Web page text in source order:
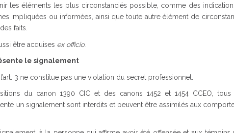
les éléments les plus circonstanciés possible, comme des
impliquées ou informées, ainsi que toute autre élément de
faits.
être acquises ex officio.
le signalement
3 ne constitue pas une violation du secret professionnel.
du canon 1390 CIC et des canons 1452 et 1454 CCEO,
un signalement sont interdits et peuvent être assimilés aux